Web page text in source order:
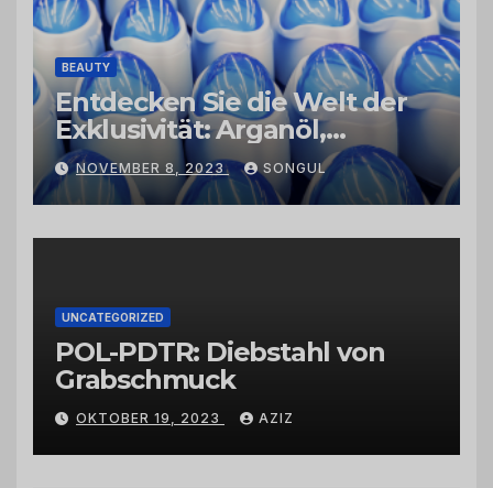
BEAUTY
Entdecken Sie die Welt der
Exklusivität: Arganöl,
Kaktusfeigenkernöl und
Schwarzkümmelöl von
vertrauenswürdigen
Großhändlern und Anbietern
NOVEMBER 8, 2023 SONGUL
UNCATEGORIZED
POL-PDTR: Diebstahl von
Grabschmuck
OKTOBER 19, 2023 AZIZ